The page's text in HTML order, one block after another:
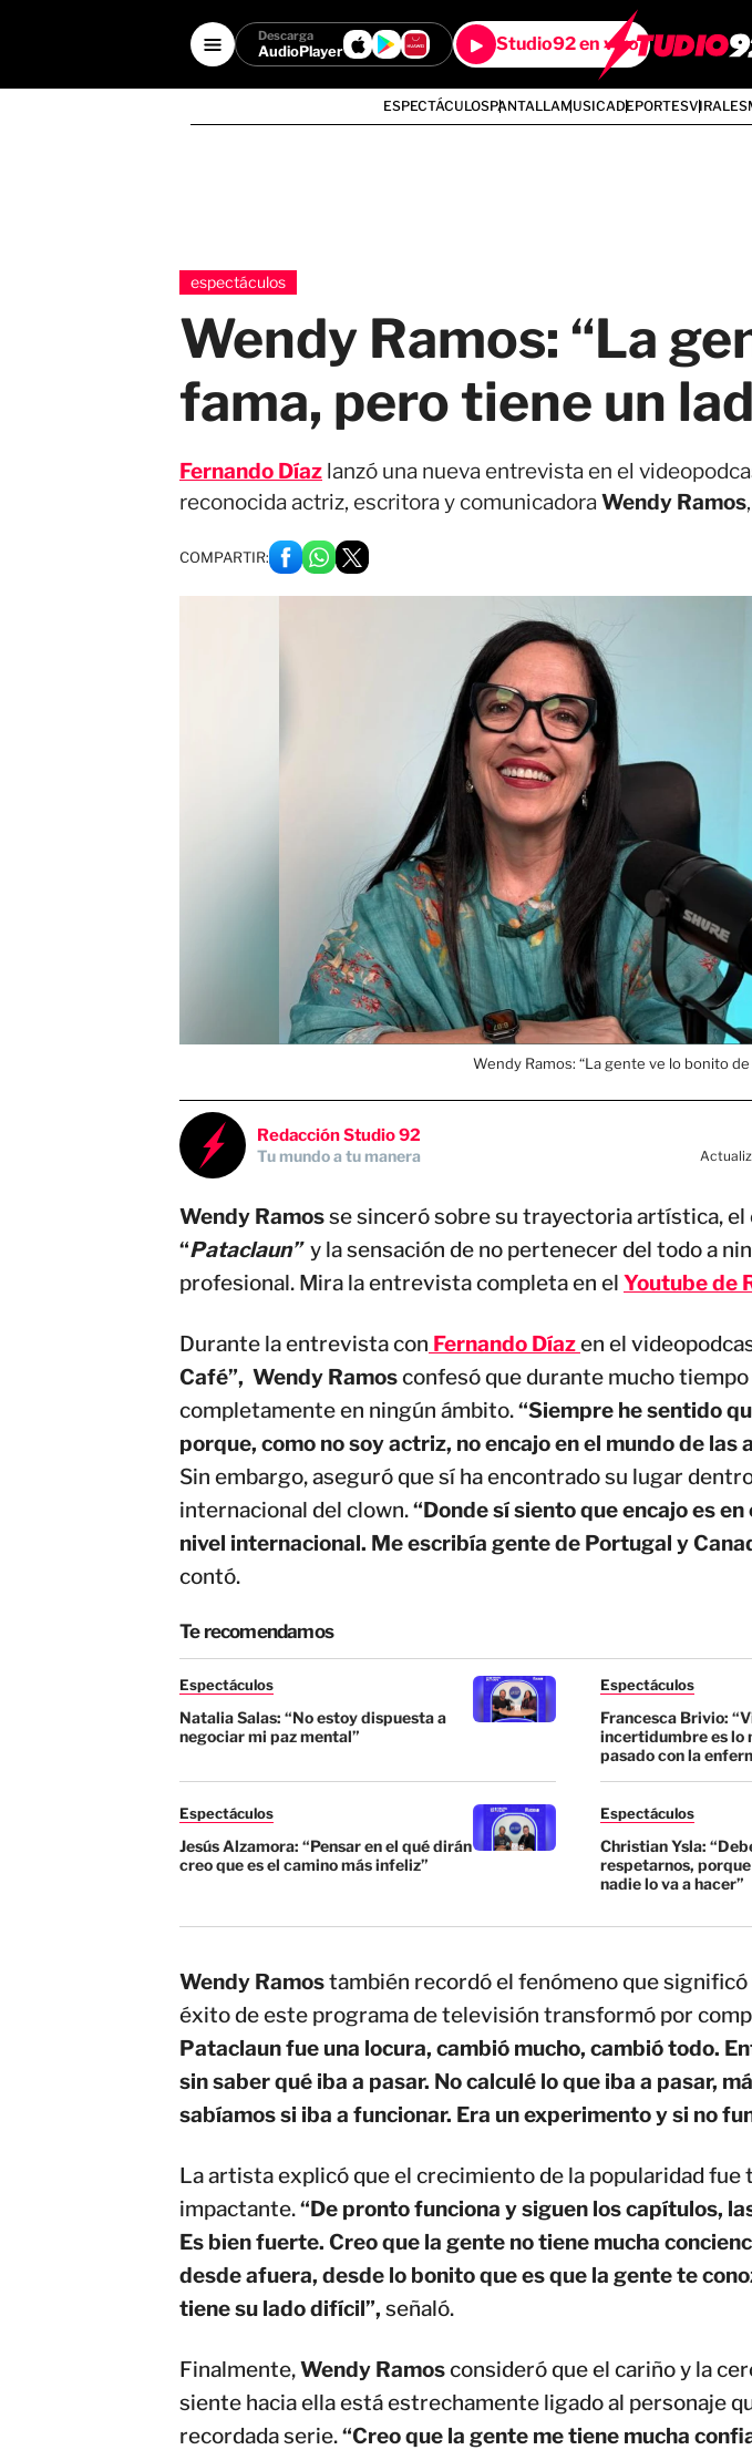
Descarga
AudioPlayer Studio92 en vivo
ESPECTÁCULOSPANTALLAMUSICADEPORTESVIRALES
espectáculos
Wendy Ramos: “La
fama, pero tiene un
Fernando Díaz lanzó una nueva entrevista en el
reconocida actriz, escritora y comunicadora Wendy Ramos
COMPARTIR:
Wendy Ramos: “La gente ve lo bonito
Redacción Studio 92
Tu mundo a tu manera
Wendy Ramosse sinceró sobre su trayectoria artística,
“Pataclaun” y la sensación de no pertenecer del todo a
profesional. Mira la entrevista completa en el Youtube de
Durante la entrevista con Fernando Díazen el
Café”, Wendy Ramosconfesó que durante mucho
completamente en ningún ámbito.“Siempre he sentido
porque, como no soy actriz, no encajo en el mundo de las
Sin embargo, aseguró que sí ha encontrado su lugar
internacional del clown.“Donde sí siento que encajo es
nivel internacional. Me escribía gente de Portugal y
contó.
Te recomendamos
Espectáculos
Natalia Salas: “No estoy dispuesta a
negociar mi paz mental”
Espectáculos
Francesca Brivio:
incertidumbre es lo
pasado con la
Espectáculos
Jesús Alzamora: “Pensar en el qué dirán
creo que es el camino más infeliz”
Espectáculos
Christian Ysla:
respetarnos, porque
nadie lo va a hacer”
Wendy Ramostambién recordó el fenómeno que significó
éxito de este programa de televisión transformó por
Pataclaun fue una locura, cambió mucho, cambió todo.
sin saber qué iba a pasar. No calculé lo que iba a pasar,
sabíamos si iba a funcionar. Era un experimento y si no
La artista explicó que el crecimiento de la popularidad fue
impactante.“De pronto funciona y siguen los capítulos,
Es bien fuerte. Creo que la gente no tiene mucha
desde afuera, desde lo bonito que es que la gente te
tiene su lado difícil”, señaló.
Finalmente,Wendy Ramosconsideró que el cariño y la
siente hacia ella está estrechamente ligado al personaje
recordada serie.“Creo que la gente me tiene mucha